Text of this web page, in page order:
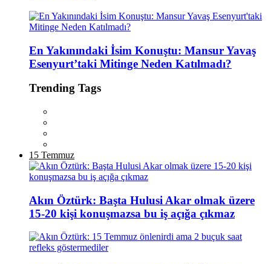
En Yakınındaki İsim Konuştu: Mansur Yavaş
Esenyurt’taki Mitinge Neden Katılmadı?
Trending Tags
15 Temmuz
Akın Öztürk: Başta Hulusi Akar olmak üzere
15-20 kişi konuşmazsa bu iş açığa çıkmaz